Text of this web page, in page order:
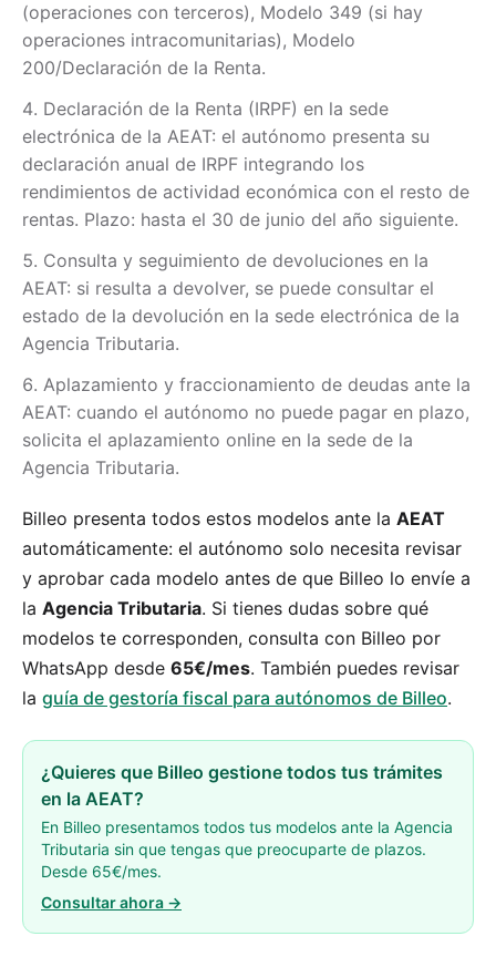
(operaciones con terceros), Modelo 349 (si hay
operaciones intracomunitarias), Modelo
200/Declaración de la Renta.
Declaración de la Renta (IRPF) en la sede
electrónica de la AEAT: el autónomo presenta su
declaración anual de IRPF integrando los
rendimientos de actividad económica con el resto de
rentas. Plazo: hasta el 30 de junio del año siguiente.
Consulta y seguimiento de devoluciones en la
AEAT: si resulta a devolver, se puede consultar el
estado de la devolución en la sede electrónica de la
Agencia Tributaria.
Aplazamiento y fraccionamiento de deudas ante la
AEAT: cuando el autónomo no puede pagar en plazo,
solicita el aplazamiento online en la sede de la
Agencia Tributaria.
Billeo presenta todos estos modelos ante la AEAT
automáticamente: el autónomo solo necesita revisar
y aprobar cada modelo antes de que Billeo lo envíe a
la Agencia Tributaria. Si tienes dudas sobre qué
modelos te corresponden, consulta con Billeo por
WhatsApp desde 65€/mes. También puedes revisar
la guía de gestoría fiscal para autónomos de Billeo.
¿Quieres que Billeo gestione todos tus trámites
en la AEAT?
En Billeo presentamos todos tus modelos ante la Agencia
Tributaria sin que tengas que preocuparte de plazos.
Desde 65€/mes.
Consultar ahora →